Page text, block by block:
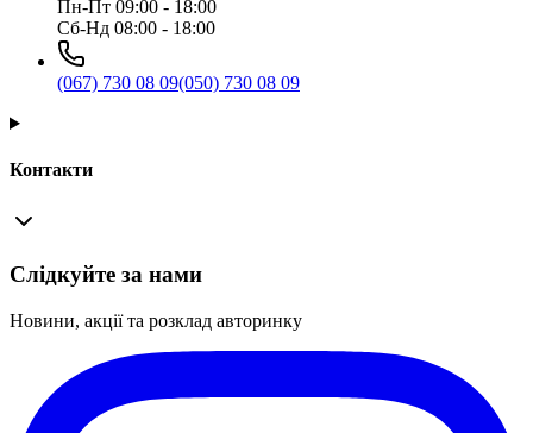
Пн-Пт 09:00 - 18:00
Сб-Нд 08:00 - 18:00
(067) 730 08 09(050) 730 08 09
Контакти
Слідкуйте за нами
Новини, акції та розклад авторинку